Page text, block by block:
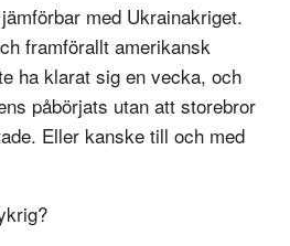
med Ukrainakriget.
framförallt amerikansk
ha klarat sig en vecka, och
påbörjats utan att storebror
Eller kanske till och med